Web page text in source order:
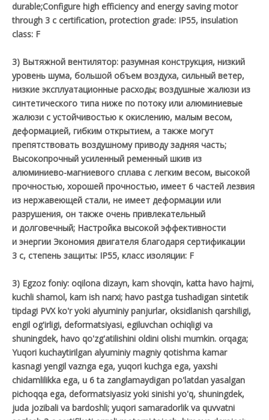
durable;Configure high efficiency and energy saving motor
through 3 c certification, protection grade: IP55, insulation
class: F
3) Вытяжной вентилятор: разумная конструкция, низкий
уровень шума, большой объем воздуха, сильный ветер,
низкие эксплуатационные расходы; воздушные жалюзи из
синтетического типа ниже по потоку или алюминиевые
жалюзи с устойчивостью к окислению, малым весом,
деформацией, гибким открытием, а также могут
препятствовать воздушному приводу задняя часть;
Высокопрочный усиленный ременный шкив из
алюминиево-магниевого сплава с легким весом, высокой
прочностью, хорошей прочностью, имеет 6 частей лезвия
из нержавеющей стали, не имеет деформации или
разрушения, он также очень привлекательный
и долговечный; Настройка высокой эффективности
и энергии Экономия двигателя благодаря сертификации
3 c, степень защиты: IP55, класс изоляции: F
3) Egzoz foniy: oqilona dizayn, kam shovqin, katta havo hajmi,
kuchli shamol, kam ish narxi; havo pastga tushadigan sintetik
tipdagi PVX ko'r yoki alyuminiy panjurlar, oksidlanish qarshiligi,
engil og'irligi, deformatsiyasi, egiluvchan ochiqligi va
shuningdek, havo qo'zg'atilishini oldini olishi mumkin. orqaga;
Yuqori kuchaytirilgan alyuminiy magniy qotishma kamar
kasnagi yengil vaznga ega, yuqori kuchga ega, yaxshi
chidamlilikka ega, u 6 ta zanglamaydigan po'latdan yasalgan
pichoqqa ega, deformatsiyasiz yoki sinishi yo'q, shuningdek,
juda jozibali va bardoshli; yuqori samaradorlik va quvvatni